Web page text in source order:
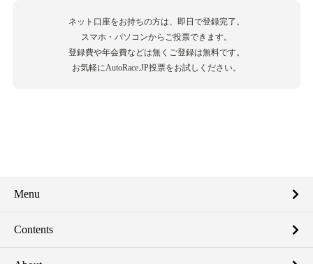
ネット口座をお持ちの方は、即日で登録完了。
スマホ・パソコンからご投票できます。
登録費や年会費などは無くご登録は無料です。
お気軽にAutoRace.JP投票をお試しください。
Menu
Contents